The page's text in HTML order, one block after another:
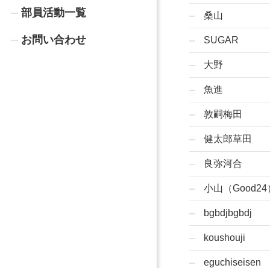
部員活動一覧
お問い合わせ
桑山
SUGAR
大野
魚進
敦嗣梅田
健太郎草田
良弥河合
小山（Good24
bgbdjbgbdj
koushouji
eguchiseisen